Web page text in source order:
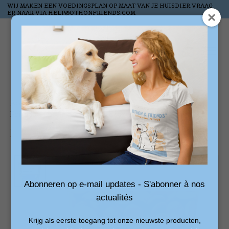
WIJ MAKEN EEN VOEDINGSPLAN OP MAAT VAN JE HUISDIER,VRAAG
ER NAAR VIA HELP@OTHONFRIENDS.COM
Liste de
Accueil /
Friandises pour chevaux avec luzerne et carotte 6kg
Product image slideshow Items
Abonneren op e-mail updates - S'abonner à nos
actualités
Krijg als eerste toegang tot onze nieuwste producten,